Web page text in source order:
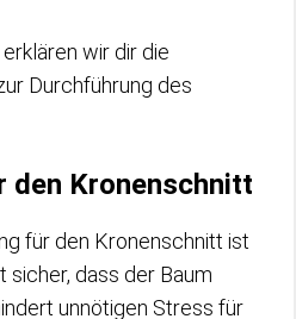
wir dir die
Durchführung des
den Kronenschnitt
für den Kronenschnitt ist
sicher, dass der Baum
unnötigen Stress für